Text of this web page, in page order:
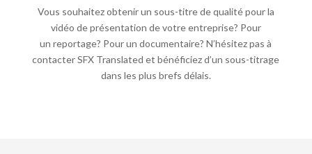
Vous souhaitez obtenir un sous-titre de qualité pour la
vidéo de présentation de votre entreprise? Pour
un reportage? Pour un documentaire? N’hésitez pas à
contacter SFX Translated et bénéficiez d’un sous-titrage
dans les plus brefs délais.